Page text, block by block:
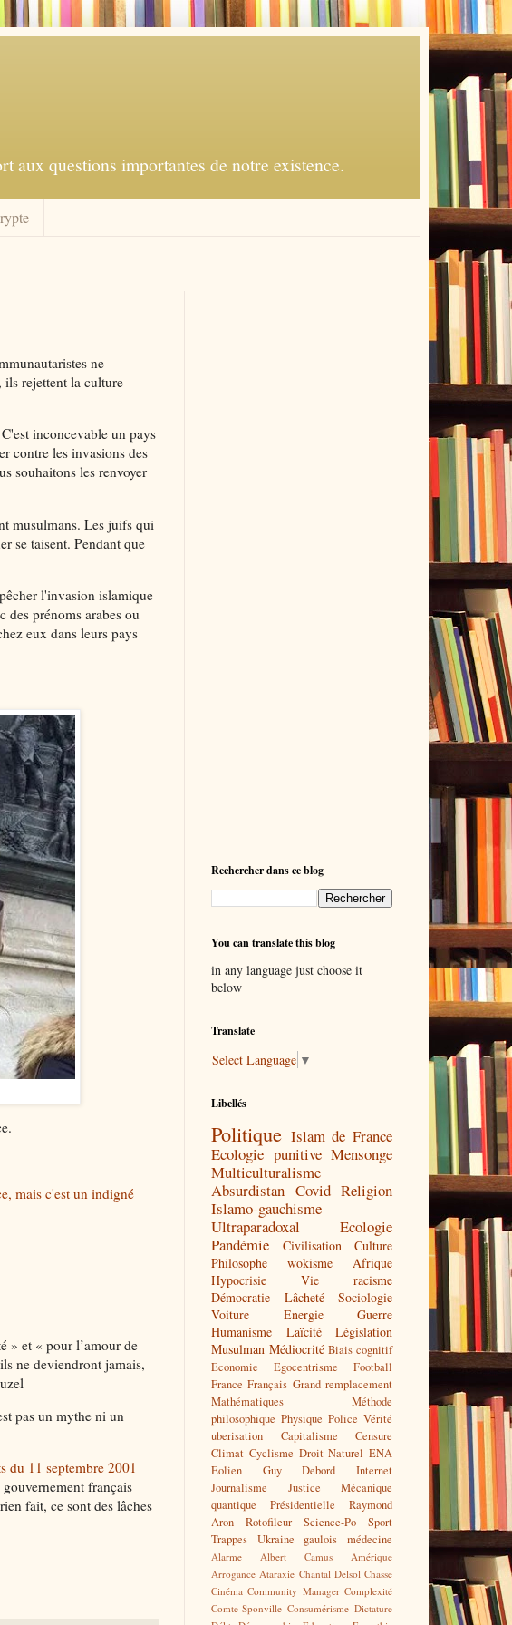
aux questions importantes de notre existence.
ne
ils rejettent la culture
inconcevable un pays
contre les invasions des
souhaitons les renvoyer
musulmans. Les juifs qui
se taisent. Pendant que
l'invasion islamique
prénoms arabes ou
eux dans leurs pays
mais c'est un indigné
» et « pour l’amour de
ne deviendront jamais,
pas un mythe ni un
du 11 septembre 2001
français
fait, ce sont des lâches
Rechercher dans ce blog
You can translate this blog
in any language just choose it
below
Translate
Select Language ▼
Libellés
Politique Islam de France
Ecologie punitive Mensonge
Multiculturalisme
Absurdistan Covid Religion
Islamo-gauchisme
Ultraparadoxal
Ecologie
Pandémie
Civilisation
Culture
Philosophe
wokisme
Afrique
Hypocrisie
Vie
racisme
Démocratie
Lâcheté
Sociologie
Voiture
Energie
Guerre
Humanisme
Laïcité
Législation
Musulman Médiocrité Biais cognitif
Economie
Egocentrisme
Football
France Français Grand remplacement
Mathématiques
Méthode
philosophique Physique Police Vérité
uberisation
Capitalisme
Censure
Climat Cyclisme Droit Naturel ENA
Eolien
Guy Debord
Internet
Journalisme
Justice
Mécanique
quantique
Présidentielle
Raymond
Aron
Rotofileur Science-Po
Sport
Trappes
Ukraine gaulois médecine
Alarme Albert Camus
Amérique
Arrogance Ataraxie Chantal Delsol Chasse
Cinéma Community Manager Complexité
Comte-Sponville Consumérisme Dictature